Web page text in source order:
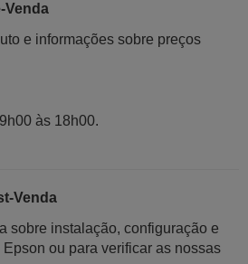
Venda
e informações sobre preços
às 18h00.
Venda
sobre instalação, configuração e
ou para verificar as nossas